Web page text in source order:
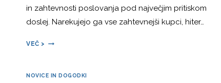
in zahtevnosti poslovanja pod največjim pritiskom
doslej. Narekujejo ga vse zahtevnejši kupci, hiter…
VEČ > KNJIŽICA
VPRAŠANJ
NOVICE IN DOGODKI